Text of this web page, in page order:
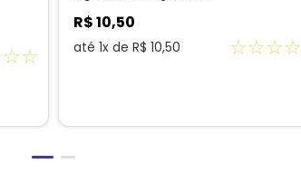
☆☆
R$10,50
até 1x de R$ 10,50 ☆☆☆☆